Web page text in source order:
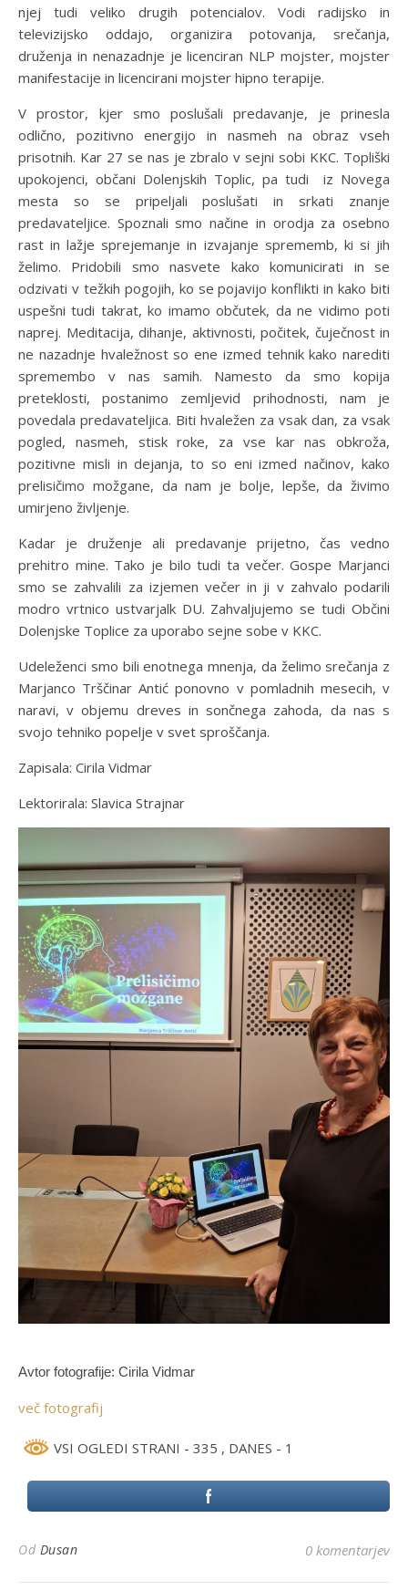
njej tudi veliko drugih potencialov. Vodi radijsko in
televizijsko oddajo, organizira potovanja, srečanja,
druženja in nenazadnje je licenciran NLP mojster, mojster
manifestacije in licencirani mojster hipno terapije.
V prostor, kjer smo poslušali predavanje, je prinesla
odlično, pozitivno energijo in nasmeh na obraz vseh
prisotnih. Kar 27 se nas je zbralo v sejni sobi KKC. Topliški
upokojenci, občani Dolenjskih Toplic, pa tudi iz Novega
mesta so se pripeljali poslušati in srkati znanje
predavateljice. Spoznali smo načine in orodja za osebno
rast in lažje sprejemanje in izvajanje sprememb, ki si jih
želimo. Pridobili smo nasvete kako komunicirati in se
odzivati v težkih pogojih, ko se pojavijo konflikti in kako biti
uspešni tudi takrat, ko imamo občutek, da ne vidimo poti
naprej. Meditacija, dihanje, aktivnosti, počitek, čuječnost in
ne nazadnje hvaležnost so ene izmed tehnik kako narediti
spremembo v nas samih. Namesto da smo kopija
preteklosti, postanimo zemljevid prihodnosti, nam je
povedala predavateljica. Biti hvaležen za vsak dan, za vsak
pogled, nasmeh, stisk roke, za vse kar nas obkroža,
pozitivne misli in dejanja, to so eni izmed načinov, kako
prelisičimo možgane, da nam je bolje, lepše, da živimo
umirjeno življenje.
Kadar je druženje ali predavanje prijetno, čas vedno
prehitro mine. Tako je bilo tudi ta večer. Gospe Marjanci
smo se zahvalili za izjemen večer in ji v zahvalo podarili
modro vrtnico ustvarjalk DU. Zahvaljujemo se tudi Občini
Dolenjske Toplice za uporabo sejne sobe v KKC.
Udeleženci smo bili enotnega mnenja, da želimo srečanja z
Marjanco Trščinar Antić ponovno v pomladnih mesecih, v
naravi, v objemu dreves in sončnega zahoda, da nas s
svojo tehniko popelje v svet sproščanja.
Zapisala: Cirila Vidmar
Lektorirala: Slavica Strajnar
Avtor fotografije: Cirila Vidmar
več fotografij
VSI OGLEDI STRANI - 335 , DANES - 1
Od Dusan 0 komentarjev